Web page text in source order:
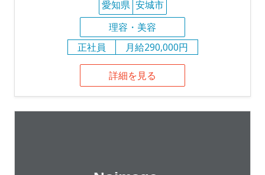
愛知県 安城市
理容・美容
正社員
月給290,000円
詳細を見る